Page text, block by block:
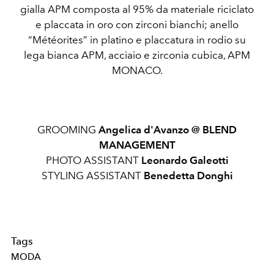
gialla APM composta al 95% da materiale riciclato
e placcata in oro con zirconi bianchi; anello
“Météorites” in platino e placcatura in rodio su
lega bianca APM, acciaio e zirconia cubica, APM
MONACO.
GROOMING Angelica d'Avanzo @ BLEND
MANAGEMENT
PHOTO ASSISTANT Leonardo Galeotti
STYLING ASSISTANT Benedetta Donghi
Tags
MODA